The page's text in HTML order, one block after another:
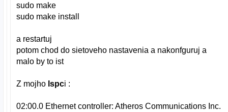
sudo make
sudo make install
a restartuj
potom chod do sietoveho nastavenia a nakonfguruj a
malo by to ist
Z mojho lspci :
02:00.0 Ethernet controller: Atheros Communications Inc.